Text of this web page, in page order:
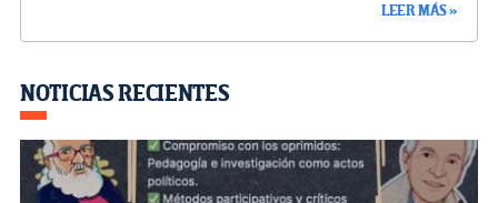
o
k
m n
tir
LEER MÁS »
NOTICIAS RECIENTES